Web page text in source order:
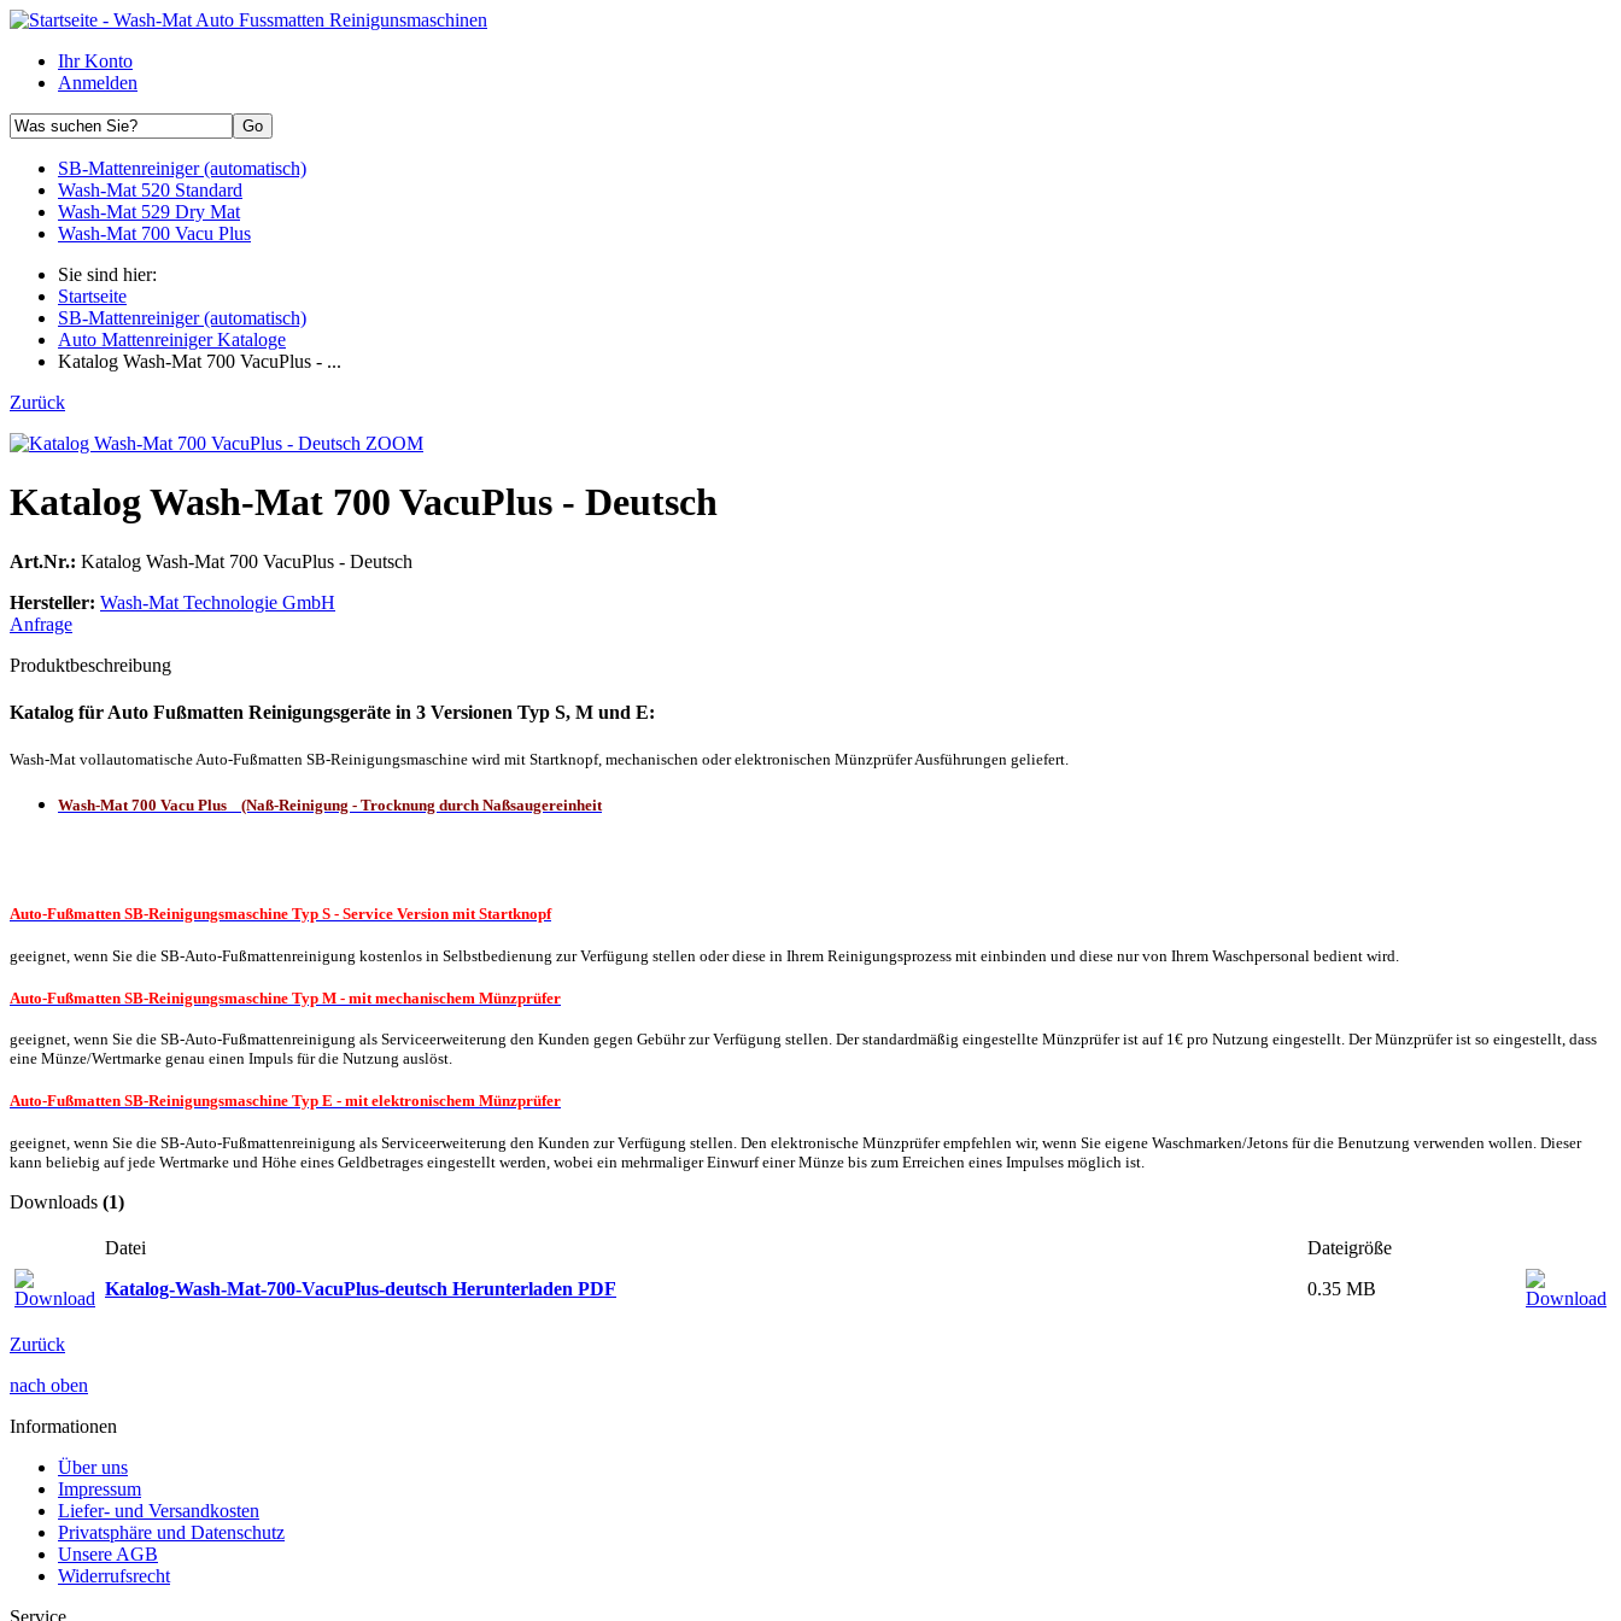
Ihr Konto
Anmelden
SB-Mattenreiniger (automatisch)
Wash-Mat 520 Standard
Wash-Mat 529 Dry Mat
Wash-Mat 700 Vacu Plus
Sie sind hier:
Startseite
SB-Mattenreiniger (automatisch)
Auto Mattenreiniger Kataloge
Katalog Wash-Mat 700 VacuPlus - ...
Zurück
ZOOM
Katalog Wash-Mat 700 VacuPlus - Deutsch
Art.Nr.: Katalog Wash-Mat 700 VacuPlus - Deutsch
Hersteller: Wash-Mat Technologie GmbH
Anfrage
Produktbeschreibung
Katalog für Auto Fußmatten Reinigungsgeräte in 3 Versionen Typ S, M und E:
Wash-Mat vollautomatische Auto-Fußmatten SB-Reinigungsmaschine wird mit Startknopf, mechanischen oder elektronischen Münzprüfer Ausführungen geliefert.
Wash-Mat 700 Vacu Plus (Naß-Reinigung - Trocknung durch Naßsaugereinheit
Auto-Fußmatten SB-Reinigungsmaschine Typ S - Service Version mit Startknopf
geeignet, wenn Sie die SB-Auto-Fußmattenreinigung kostenlos in Selbstbedienung zur Verfügung stellen oder diese in Ihrem Reinigungsprozess mit einbinden und diese nur von Ihrem Waschpersonal bedient wird.
Auto-Fußmatten SB-Reinigungsmaschine Typ M - mit mechanischem Münzprüfer
geeignet, wenn Sie die SB-Auto-Fußmattenreinigung als Serviceerweiterung den Kunden gegen Gebühr zur Verfügung stellen. Der standardmäßig eingestellte Münzprüfer ist auf 1€ pro Nutzung eingestellt. Der Münzprüfer ist so eingestellt, dass
eine Münze/Wertmarke genau einen Impuls für die Nutzung auslöst.
Auto-Fußmatten SB-Reinigungsmaschine Typ E - mit elektronischem Münzprüfer
geeignet, wenn Sie die SB-Auto-Fußmattenreinigung als Serviceerweiterung den Kunden zur Verfügung stellen. Den elektronische Münzprüfer empfehlen wir, wenn Sie eigene Waschmarken/Jetons für die Benutzung verwenden wollen. Dieser
kann beliebig auf jede Wertmarke und Höhe eines Geldbetrages eingestellt werden, wobei ein mehrmaliger Einwurf einer Münze bis zum Erreichen eines Impulses möglich ist.
Downloads (1)
Datei
Dateigröße
Katalog-Wash-Mat-700-VacuPlus-deutsch Herunterladen PDF
0.35 MB
Zurück
nach oben
Informationen
Über uns
Impressum
Liefer- und Versandkosten
Privatsphäre und Datenschutz
Unsere AGB
Widerrufsrecht
Service